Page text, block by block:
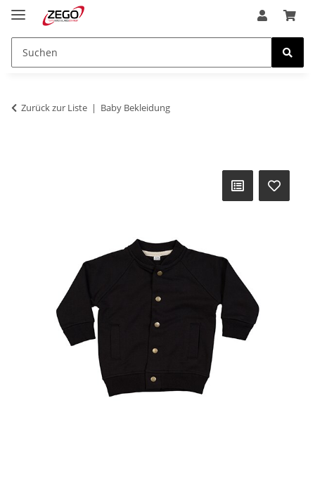
Zurück zur Liste Baby Bekleidung